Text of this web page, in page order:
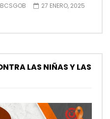
27 ENERO, 2025
LAS NIÑAS Y LAS